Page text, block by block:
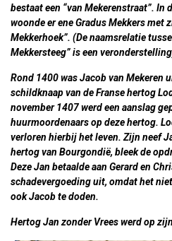
bestaat een “van Mekerenstraat”. In
woonde er ene Gradus Mekkers met
Mekkerhoek”. (De naamsrelatie
Mekkersteeg” is een
Rond 1400 was Jacob van Mekeren
schildknaap van de Franse hertog
november 1407 werd een aanslag
huurmoordenaars op deze hertog.
verloren hierbij het leven. Zijn neef
hertog van Bourgondië, bleek de
Deze Jan betaalde aan Gerard en
schadevergoeding uit, omdat het
ook Jacob te doden.
Hertog Jan zonder Vrees werd op